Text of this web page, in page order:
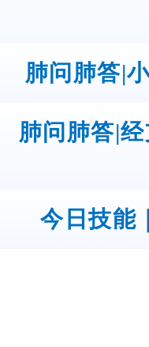
肺问肺答|
肺问肺答|
今日技能